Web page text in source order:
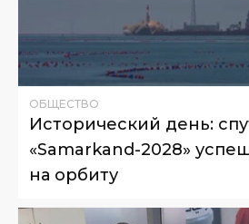
ОБЩЕСТВО
Исторический день:
«Samarkand-2028»
на орбиту